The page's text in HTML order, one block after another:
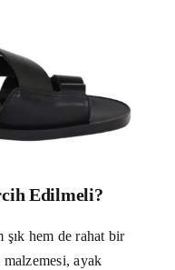
Edilmeli?
şık hem de rahat bir
ayak